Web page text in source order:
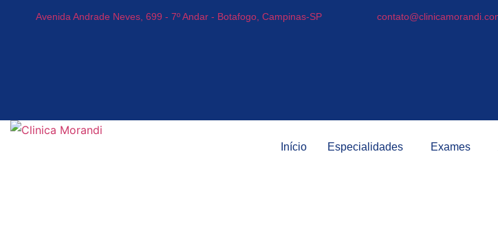
Avenida Andrade Neves, 699 - 7º Andar - Botafogo, Campinas-SP
Início Especialidades Exames